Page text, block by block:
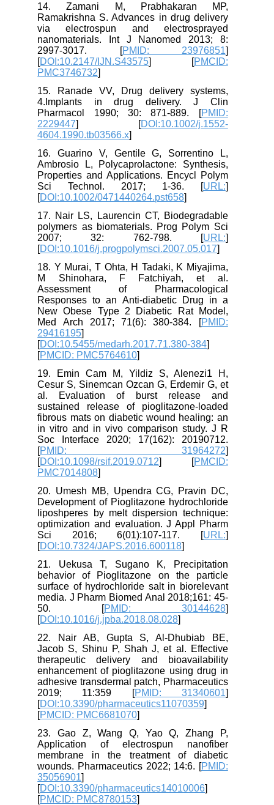
14. Zamani M, Prabhakaran MP,
Ramakrishna S. Advances in drug delivery
via electrospun and electrosprayed
nanomaterials. Int J Nanomed 2013; 8:
2997-3017. [PMID: 23976851
[DOI:10.2147/IJN.S43575 ] [PMCID:
PMC3746732
15. Ranade VV, Drug delivery systems,
4.Implants in drug delivery. J Clin
Pharmacol 1990; 30: 871-889. [PMID:
2229447
] [DOI:10.1002/j.1552-
4604.1990.tb03566.x
16. Guarino V, Gentile G, Sorrentino L,
Ambrosio L, Polycaprolactone: Synthesis,
Properties and Applications. Encycl Polym
Sci Technol. 2017; 1-36. [URL:
[DOI:10.1002/0471440264.pst658
17. Nair LS, Laurencin CT, Biodegradable
polymers as biomaterials. Prog Polym Sci
2007; 32: 762-798. [URL:
[DOI:10.1016/j.progpolymsci.2007.05.017
18. Y Murai, T Ohta, H Tadaki, K Miyajima,
M Shinohara, F Fatchiyah, et al.
Assessment of Pharmacological
Responses to an Anti-diabetic Drug in a
New Obese Type 2 Diabetic Rat Model,
Med Arch 2017; 71(6): 380-384. [PMID:
29416195
[DOI:10.5455/medarh.2017.71.380-384
[PMCID: PMC5764610
19. Emin Cam M, Yildiz S, Alenezi1 H,
Cesur S, Sinemcan Ozcan G, Erdemir G, et
al. Evaluation of burst release and
sustained release of pioglitazone-loaded
fibrous mats on diabetic wound healing: an
in vitro and in vivo comparison study. J R
Soc Interface 2020; 17(162): 20190712.
[PMID: 31964272
[DOI:10.1098/rsif.2019.0712 ] [PMCID:
PMC7014808
20. Umesh MB, Upendra CG, Pravin DC,
Development of Pioglitazone hydrochloride
liposhperes by melt dispersion technique:
optimization and evaluation. J Appl Pharm
Sci 2016; 6(01):107-117. [URL:
[DOI:10.7324/JAPS.2016.600118
21. Uekusa T, Sugano K, Precipitation
behavior of Pioglitazone on the particle
surface of hydrochloride salt in biorelevant
media. J Pharm Biomed Anal 2018;161: 45-
50. [PMID: 30144628
[DOI:10.1016/j.jpba.2018.08.028
22. Nair AB, Gupta S, Al-Dhubiab BE,
Jacob S, Shinu P, Shah J, et al. Effective
therapeutic delivery and bioavailability
enhancement of pioglitazone using drug in
adhesive transdermal patch, Pharmaceutics
2019; 11:359 [PMID: 31340601
[DOI:10.3390/pharmaceutics11070359
[PMCID: PMC6681070
23. Gao Z, Wang Q, Yao Q, Zhang P,
Application of electrospun nanofiber
membrane in the treatment of diabetic
wounds. Pharmaceutics 2022; 14:6. [PMID:
35056901
[DOI:10.3390/pharmaceutics14010006
[PMCID: PMC8780153